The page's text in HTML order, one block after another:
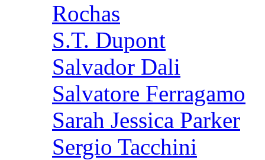
Rochas
S.T. Dupont
Salvador Dali
Salvatore Ferragamo
Sarah Jessica Parker
Sergio Tacchini